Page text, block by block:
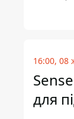
16:00, 08
для